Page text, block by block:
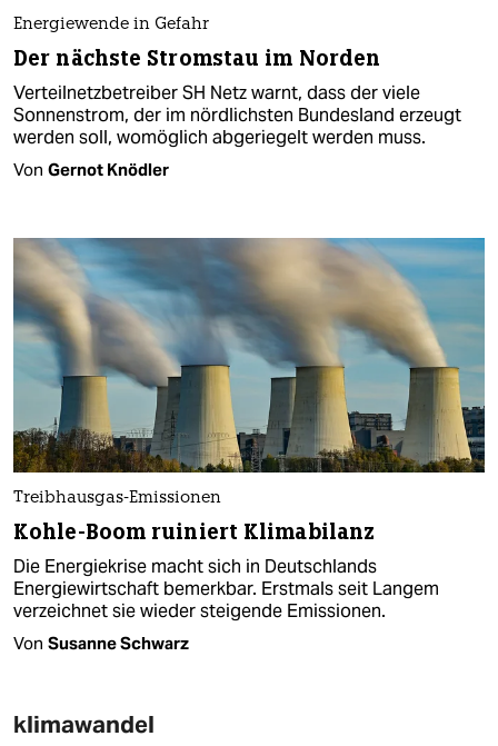
Energiewende in Gefahr
Der nächste Stromstau im Norden
Verteilnetzbetreiber SH Netz warnt, dass der viele
Sonnenstrom, der im nördlichsten Bundesland erzeugt
werden soll, womöglich abgeriegelt werden muss.
Von Gernot Knödler
Treibhausgas-Emissionen
Kohle-Boom ruiniert Klimabilanz
Die Energiekrise macht sich in Deutschlands
Energiewirtschaft bemerkbar. Erstmals seit Langem
verzeichnet sie wieder steigende Emissionen.
Von Susanne Schwarz
klimawandel